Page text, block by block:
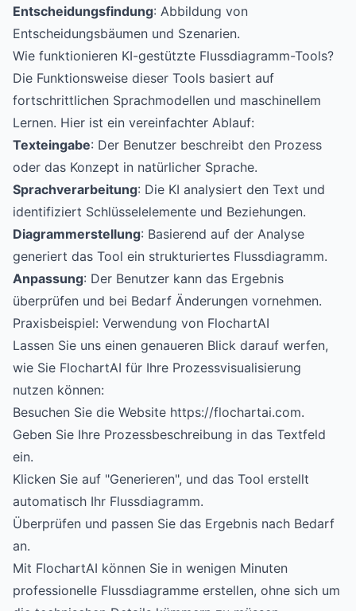
Entscheidungsfindung: Abbildung von
Entscheidungsbäumen und Szenarien.
Wie funktionieren KI-gestützte Flussdiagramm-Tools?
Die Funktionsweise dieser Tools basiert auf
fortschrittlichen Sprachmodellen und maschinellem
Lernen. Hier ist ein vereinfachter Ablauf:
Texteingabe: Der Benutzer beschreibt den Prozess
oder das Konzept in natürlicher Sprache.
Sprachverarbeitung: Die KI analysiert den Text und
identifiziert Schlüsselelemente und Beziehungen.
Diagrammerstellung: Basierend auf der Analyse
generiert das Tool ein strukturiertes Flussdiagramm.
Anpassung: Der Benutzer kann das Ergebnis
überprüfen und bei Bedarf Änderungen vornehmen.
Praxisbeispiel: Verwendung von FlochartAI
Lassen Sie uns einen genaueren Blick darauf werfen,
wie Sie FlochartAI für Ihre Prozessvisualisierung
nutzen können:
Besuchen Sie die Website https://flochartai.com.
Geben Sie Ihre Prozessbeschreibung in das Textfeld
ein.
Klicken Sie auf "Generieren", und das Tool erstellt
automatisch Ihr Flussdiagramm.
Überprüfen und passen Sie das Ergebnis nach Bedarf
an.
Mit FlochartAI können Sie in wenigen Minuten
professionelle Flussdiagramme erstellen, ohne sich um